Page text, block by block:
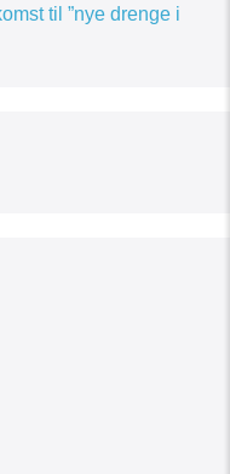
til ”nye drenge i